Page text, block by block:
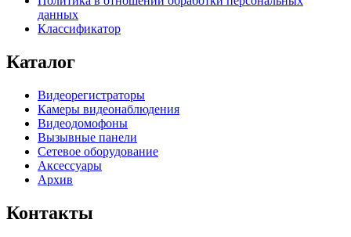
данных
Классификатор
Каталог
Видеорегистраторы
Камеры видеонаблюдения
Видеодомофоны
Вызывные панели
Сетевое оборудование
Аксессуары
Архив
Контакты